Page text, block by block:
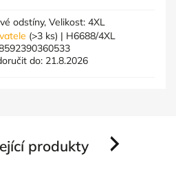
odstíny, Velikost: 4XL
(>3 ks) | H6688/4XL
do: 21.8.2026
produkty Next